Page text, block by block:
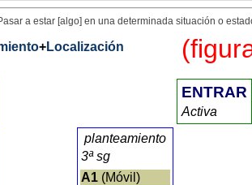
a estar [algo] en una determinada situación o
+Localización
ENTRAR
Activa
planteamiento
3ª sg
A1(Móvil)